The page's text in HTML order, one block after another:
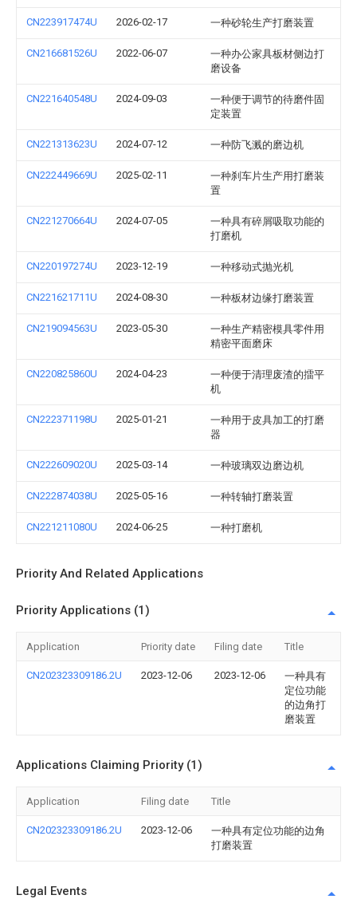
CN223917474U 2026-02-17 一种砂轮生产打磨装置
CN216681526U 2022-06-07
一种办公家具板材侧边打
磨设备
CN221640548U 2024-09-03
一种便于调节的待磨件固
定装置
CN221313623U 2024-07-12 一种防飞溅的磨边机
CN222449669U 2025-02-11
一种刹车片生产用打磨装
置
CN221270664U 2024-07-05
一种具有碎屑吸取功能的
打磨机
CN220197274U 2023-12-19 一种移动式抛光机
CN221621711U 2024-08-30 一种板材边缘打磨装置
CN219094563U 2023-05-30
一种生产精密模具零件用
精密平面磨床
CN220825860U 2024-04-23
一种便于清理废渣的擂平
机
CN222371198U 2025-01-21
一种用于皮具加工的打磨
器
CN222609020U 2025-03-14 一种玻璃双边磨边机
CN222874038U 2025-05-16 一种转轴打磨装置
CN221211080U 2024-06-25 一种打磨机
Priority And Related Applications
Priority Applications (1)
Application Priority date Filing date Title
CN202323309186.2U 2023-12-06 2023-12-06
一种具有
定位功能
的边角打
磨装置
Applications Claiming Priority (1)
Application Filing date Title
CN202323309186.2U 2023-12-06
一种具有定位功能的边角
打磨装置
Legal Events